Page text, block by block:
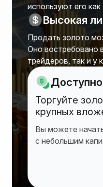
используют его
Высокая
Продать золото
Оно востребовано
трейдеров, так и у
Торгуйте
крупных
Вы можете
с небольшим